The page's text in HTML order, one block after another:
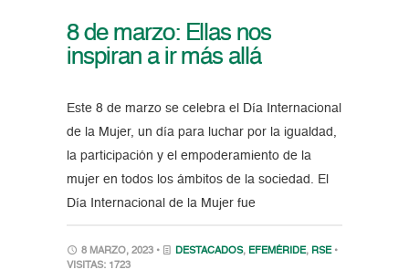
8 de marzo: Ellas nos
inspiran a ir más allá
Este 8 de marzo se celebra el Día Internacional
de la Mujer, un día para luchar por la igualdad,
la participación y el empoderamiento de la
mujer en todos los ámbitos de la sociedad. El
Día Internacional de la Mujer fue
8 MARZO, 2023 • DESTACADOS, EFEMÉRIDE, RSE •
VISITAS: 1723